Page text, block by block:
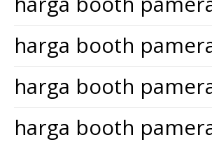
harga booth
harga booth
harga booth